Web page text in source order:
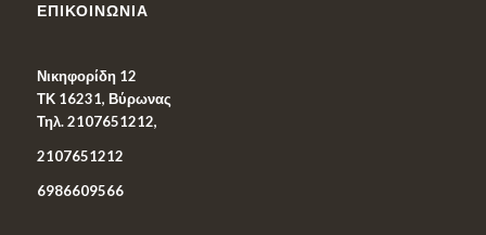
ΕΠΙΚΟΙΝΩΝΊΑ
Νικηφορίδη 12
ΤΚ 16231, Βύρωνας
Τηλ. 2107651212,
2107651212
6986609566